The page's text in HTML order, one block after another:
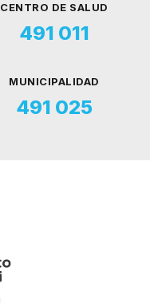
CENTRO DE SALUD
491 011
MUNICIPALIDAD
491 025